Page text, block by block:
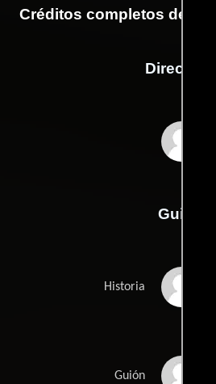
Créditos completos de la
Dirección
Guión
Historia
Guión